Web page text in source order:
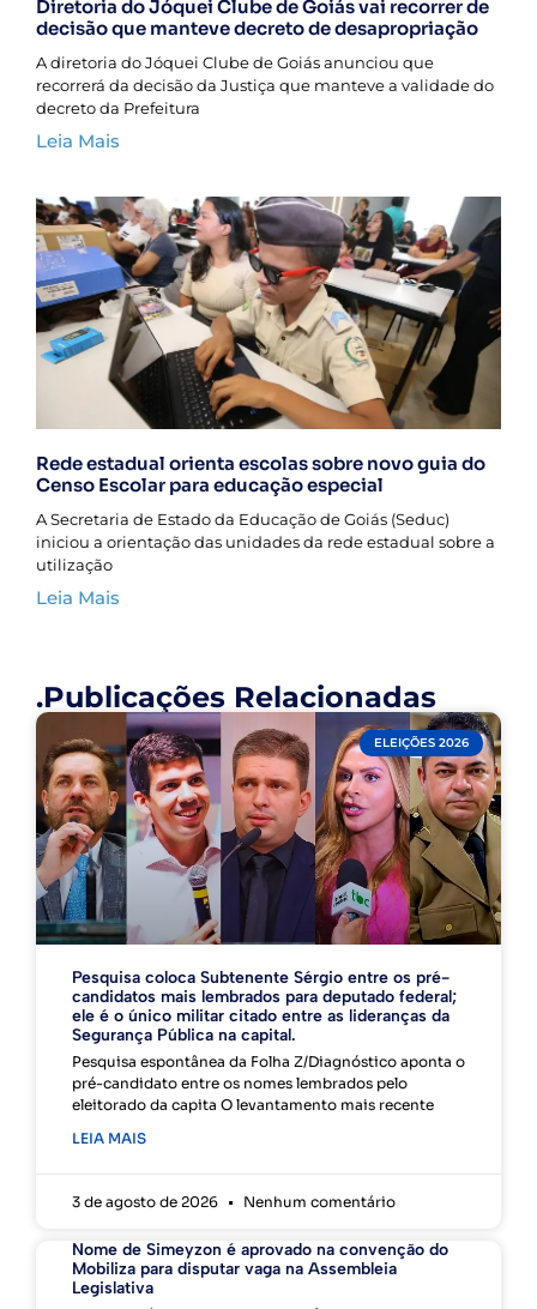
Diretoria do Jóquei Clube de Goiás vai recorrer de
decisão que manteve decreto de desapropriação
A diretoria do Jóquei Clube de Goiás anunciou que
recorrerá da decisão da Justiça que manteve a validade do
decreto da Prefeitura
Leia Mais
Rede estadual orienta escolas sobre novo guia do
Censo Escolar para educação especial
A Secretaria de Estado da Educação de Goiás (Seduc)
iniciou a orientação das unidades da rede estadual sobre a
utilização
Leia Mais
.Publicações Relacionadas
ELEIÇÕES 2026
Pesquisa coloca Subtenente Sérgio entre os pré-
candidatos mais lembrados para deputado federal;
ele é o único militar citado entre as lideranças da
Segurança Pública na capital.
Pesquisa espontânea da Folha Z/Diagnóstico aponta o
pré-candidato entre os nomes lembrados pelo
eleitorado da capita O levantamento mais recente
LEIA MAIS
3 de agosto de 2026 Nenhum comentário
Nome de Simeyzon é aprovado na convenção do
Mobiliza para disputar vaga na Assembleia
Legislativa